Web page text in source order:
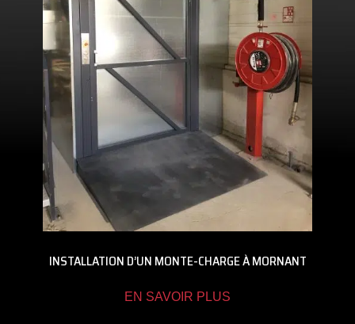
INSTALLATION D’UN MONTE-CHARGE À MORNANT
EN SAVOIR PLUS